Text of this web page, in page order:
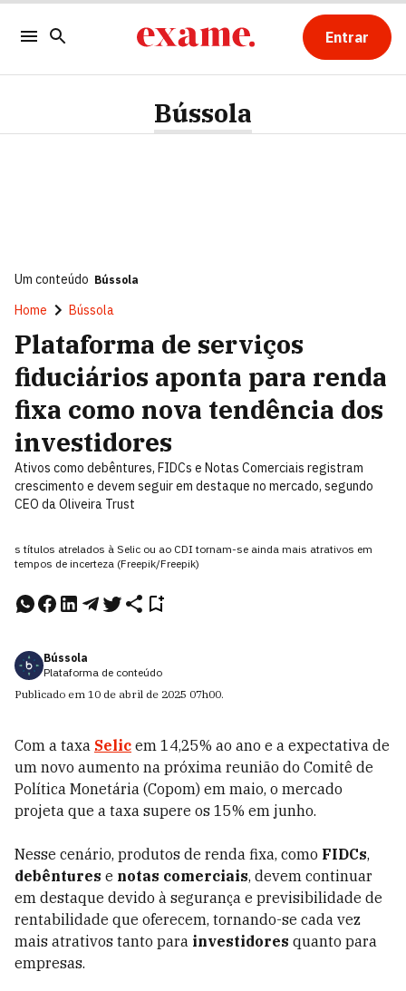
Entrar
Bússola
Um conteúdo Bússola
Home Bússola
Plataforma de serviços
fiduciários aponta para renda
fixa como nova tendência dos
investidores
Ativos como debêntures, FIDCs e Notas Comerciais registram
crescimento e devem seguir em destaque no mercado, segundo
CEO da Oliveira Trust
s títulos atrelados à Selic ou ao CDI tornam-se ainda mais atrativos em
tempos de incerteza (Freepik/Freepik)
Bússola
Plataforma de conteúdo
Publicado em 10 de abril de 2025 07h00.
Com a taxa Selic em 14,25% ao ano e a expectativa de
um novo aumento na próxima reunião do Comitê de
Política Monetária (Copom) em maio, o mercado
projeta que a taxa supere os 15% em junho.
Nesse cenário, produtos de renda fixa, como FIDCs,
debêntures e notas comerciais, devem continuar
em destaque devido à segurança e previsibilidade de
rentabilidade que oferecem, tornando-se cada vez
mais atrativos tanto para investidores quanto para
empresas.